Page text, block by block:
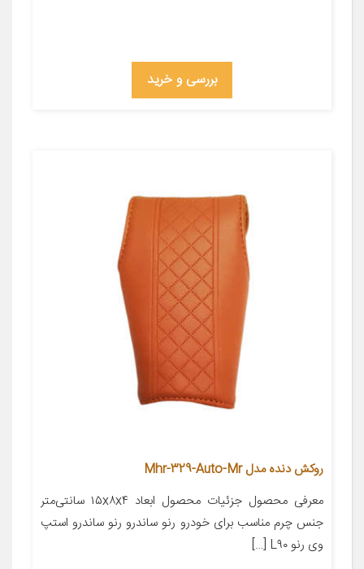
بررسی و خرید
روکش دنده مدل Mhr-329-Auto-Mr
معرفی محصول جزئیات محصول ابعاد ۱۵x۸x۴ سانتی‌متر
جنس چرم مناسب برای خودرو رنو ساندرو رنو ساندرو استپ
وی رنو L۹۰ […]